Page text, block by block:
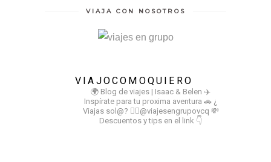
VIAJA CON NOSOTROS
VIAJOCOMOQUIERO
🌍 Blog de viajes | Isaac & Belen ✈️
Inspírate para tu proxima aventura 🚗 ¿
Viajas sol@? 👉🏻@viajesengrupovcq 💸
Descuentos y tips en el link 👇